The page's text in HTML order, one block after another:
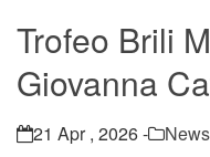
Trofeo Brili
Giovanna
21 Apr , 2026 - News